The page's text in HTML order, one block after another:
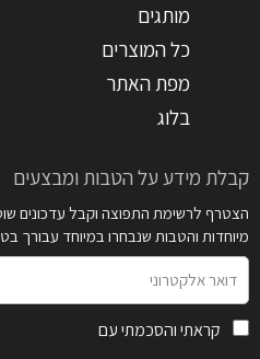
מותגים
כל המוצרים
מפת האתר
בלוג
קבלת מידע על הטבות ומבצעים
הצטרף לרשימת התפוצה וקבל עדכונים
מיוחדות והטבות שנבחרו במיוחד עבורך
אלקטרוני
קראתי והסכמתי עם